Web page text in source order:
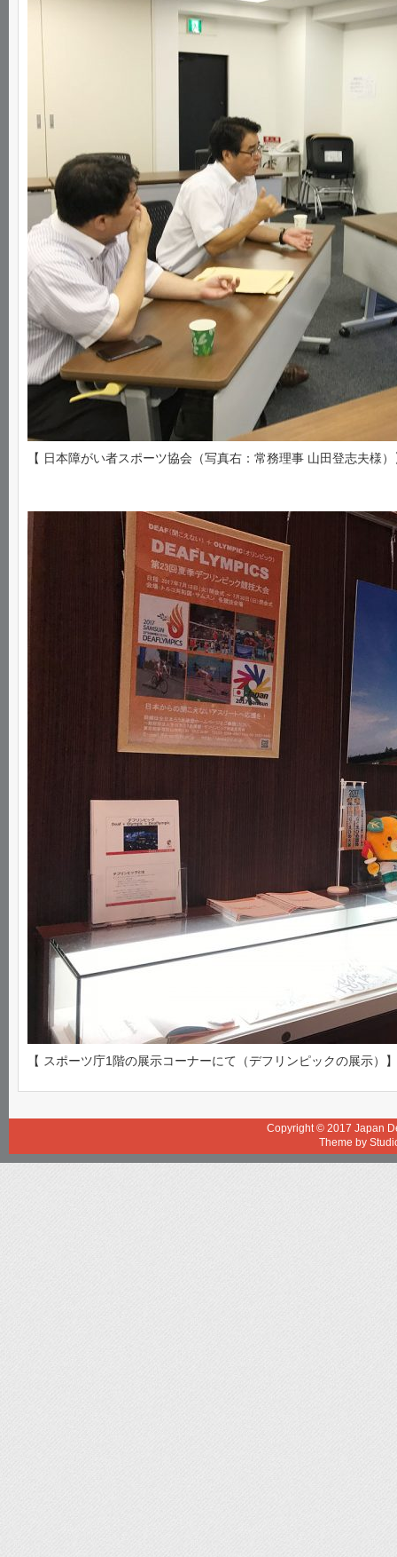
【 日本障がい者スポーツ協会（写真右：常務理事 山田登志夫様）
【 スポーツ庁1階の展示コーナーにて（デフリンピックの展示）】
Copyright © 2017 Japan
Theme by